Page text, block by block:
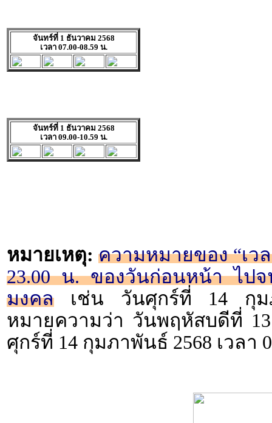
จันทร์ที่ 1 ธันวาคม 2568
เวลา 07.00-08.59 น.
จันทร์ที่ 1 ธันวาคม 2568
เวลา 09.00-10.59 น.
หมายเหตุ: ความหมายของ “เว
23.00 น. ของวันก่อนหน้า ไป
มงคล เช่น วันศุกร์ที่ 14 กุม
หมายความว่า วันพฤหัสบดีที่
ศุกร์ที่ 14 กุมภาพันธ์ 2568 เวลา